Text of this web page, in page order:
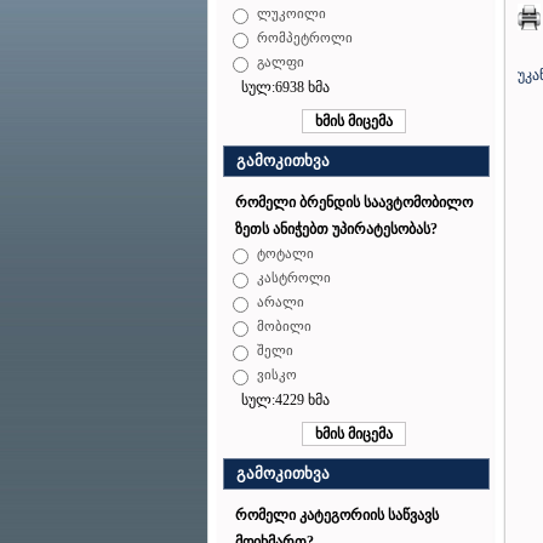
ლუკოილი
რომპეტროლი
გალფი
სულ:6938 ხმა
გამოკითხვა
რომელი ბრენდის საავტომობილო
ზეთს ანიჭებთ უპირატესობას?
ტოტალი
კასტროლი
არალი
მობილი
შელი
ვისკო
სულ:4229 ხმა
გამოკითხვა
რომელი კატეგორიის საწვავს